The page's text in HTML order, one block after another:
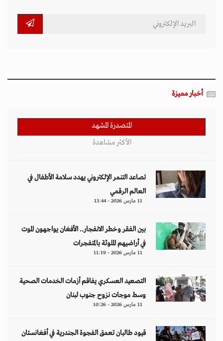
أخبار مميزة
المتصدرة المشهد
الأكثر مشاهدة
تصاعد التنمر الإلكتروني يهدد سلامة الأطفال في
العالم الرقمي
11 مارس 2026 - 13:44
بين الفقر وخطر الانفجار.. الأفغان يواجهون الموت
في أراضيهم الملوثة بالمتفجرات
11 مارس 2026 - 11:19
التصعيد العسكري يفاقم أزمات الخدمات الصحية
وسط موجات نزوح جنوب لبنان
11 مارس 2026 - 10:26
قيود طالبان تعمق الفجوة الجندرية في أفغانستان